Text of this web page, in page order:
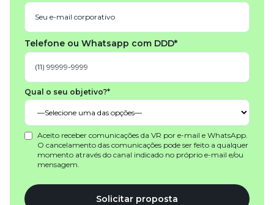
Telefone ou Whatsapp com DDD*
Qual o seu objetivo?*
Aceito receber comunicações da VR por e-mail e WhatsApp.
O cancelamento das comunicações pode ser feito a qualquer
momento através do canal indicado no próprio e-mail e/ou
mensagem.
Solicitar proposta